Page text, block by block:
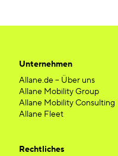
Unternehmen
Allane.de – Über uns
Allane Mobility Group
Allane Mobility Consulting
Allane Fleet
Rechtliches